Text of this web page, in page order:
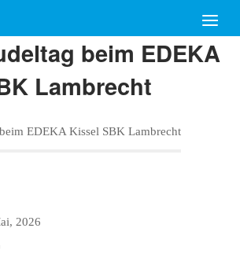
Menu
beim EDEKA
Lambrecht
2026